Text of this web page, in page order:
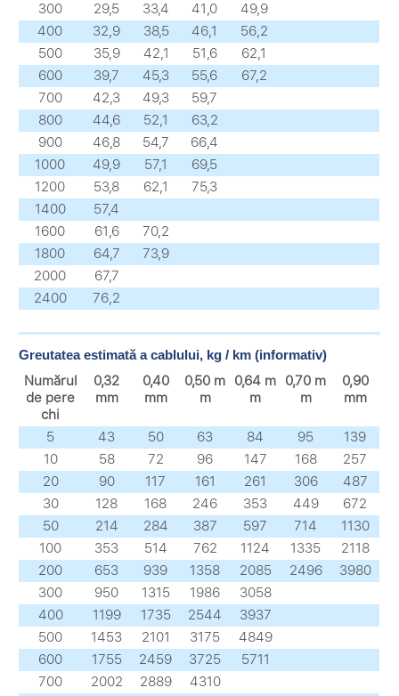
300
29,5 33,4 41,0
49,9
400
32,9 38,5 46,1
56,2
500
35,9 42,1 51,6
62,1
600
39,7 45,3 55,6
67,2
700
42,3 49,3
59,7
800
44,6 52,1
63,2
900
46,8 54,7
66,4
1000
49,9 57,1
69,5
1200
53,8 62,1
75,3
1400
57,4
1600
61,6
70,2
1800
64,7
73,9
2000
67,7
2400
76,2
Greutatea estimată a cablului, kg / km (informativ)
Numărul
de pere
chi
0,32
mm
0,40
mm
0,50 m
m
0,64 m
m
0,70 m
m
0,90
mm
5 43 50 63 84 95
139
10
58 72 96 147 168
257
20
90 117 161 261 306
487
30
128 168 246 353 449
672
50
214 284 387 597 714
1130
100
353 514 762 1124 1335
2118
200
653 939 1358 2085 2496
3980
300
950 1315 1986
3058
400
1199 1735 2544
3937
500
1453 2101 3175
4849
600
1755 2459 3725
5711
700
2002 2889 4310